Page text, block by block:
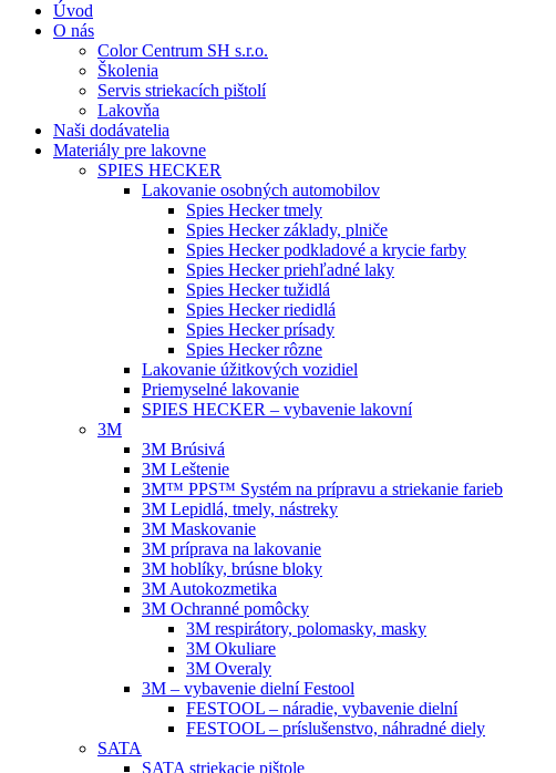
Úvod
O nás
Color Centrum SH s.r.o.
Školenia
Servis striekacích pištolí
Lakovňa
Naši dodávatelia
Materiály pre lakovne
SPIES HECKER
Lakovanie osobných automobilov
Spies Hecker tmely
Spies Hecker základy, plniče
Spies Hecker podkladové a krycie farby
Spies Hecker priehľadné laky
Spies Hecker tužidlá
Spies Hecker riedidlá
Spies Hecker prísady
Spies Hecker rôzne
Lakovanie úžitkových vozidiel
Priemyselné lakovanie
SPIES HECKER – vybavenie lakovní
3M
3M Brúsivá
3M Leštenie
3M™ PPS™ Systém na prípravu a striekanie farieb
3M Lepidlá, tmely, nástreky
3M Maskovanie
3M príprava na lakovanie
3M hoblíky, brúsne bloky
3M Autokozmetika
3M Ochranné pomôcky
3M respirátory, polomasky, masky
3M Okuliare
3M Overaly
3M – vybavenie dielní Festool
FESTOOL – náradie, vybavenie dielní
FESTOOL – príslušenstvo, náhradné diely
SATA
SATA striekacie pištole